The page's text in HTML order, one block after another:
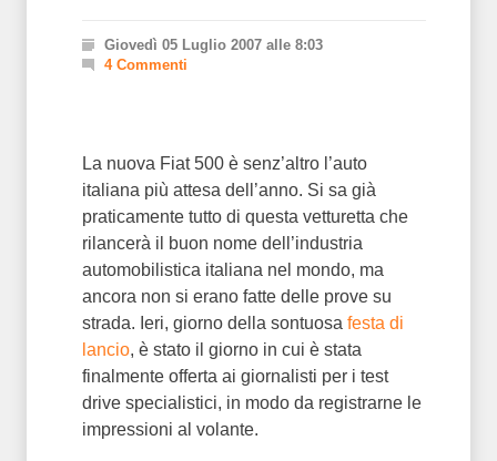
Giovedì 05 Luglio 2007 alle 8:03
4 Commenti
La nuova Fiat 500 è senz’altro l’auto
italiana più attesa dell’anno. Si sa già
praticamente tutto di questa vetturetta che
rilancerà il buon nome dell’industria
automobilistica italiana nel mondo, ma
ancora non si erano fatte delle prove su
strada. Ieri, giorno della sontuosa festa di
lancio, è stato il giorno in cui è stata
finalmente offerta ai giornalisti per i test
drive specialistici, in modo da registrarne le
impressioni al volante.